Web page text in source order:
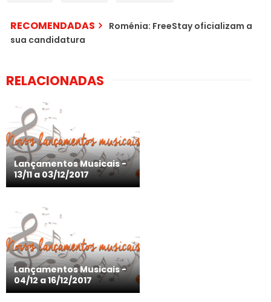
RECOMENDADAS
Roménia: FreeStay oficializam a
sua candidatura
RELACIONADAS
Lançamentos Musicais -
13/11 a 03/12/2017
Lançamentos Musicais -
04/12 a 16/12/2017